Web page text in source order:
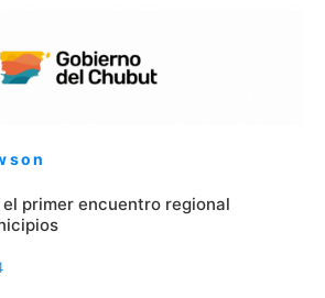
primer encuentro regional